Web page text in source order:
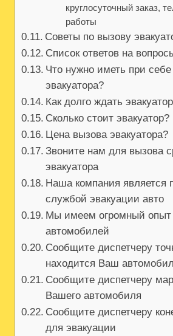
круглосуточный заказ,
работы
Советы по вызову
Список ответов на
Что нужно иметь при
эвакуатора?
Как долго ждать
Сколько стоит эвакуатор?
Цена вызова эвакуатора?
Звоните нам для вызова
эвакуатора
Наша компания является
службой эвакуации авто
Мы имеем огромный опыт
автомобилей
Сообщите диспетчеру
находится Ваш
Сообщите диспетчеру
Вашего автомобиля
Сообщите диспетчеру
для эвакуации